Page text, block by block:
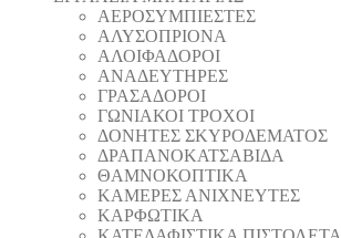
AEΡΟΣΥΜΠΙΕΣΤΕΣ
AΛΥΣΟΠΡΙΟΝΑ
ΑΛΟΙΦΑΔOΡΟI
ΑΝΑΔΕΥΤΗΡΕΣ
ΓΡΑΣΑΔΟΡΟΙ
ΓΩΝΙΑΚΟΙ ΤΡΟΧΟΙ
ΔΟΝΗΤΕΣ ΣΚΥΡΟΔΕΜΑΤΟΣ
ΔΡΑΠΑΝΟΚΑΤΣΑΒΙΔΑ
ΘAΜΝΟΚΟΠΤΙΚΑ
ΚΑΜΕΡΕΣ ΑΝΙΧΝΕΥΤΕΣ
ΚΑΡΦΩΤΙΚΑ